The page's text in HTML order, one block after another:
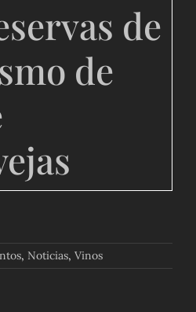
de
de
, Noticias, Vinos